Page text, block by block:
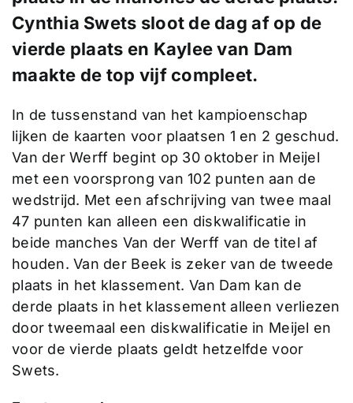
Cynthia Swets sloot de dag af op de
vierde plaats en Kaylee van Dam
maakte de top vijf compleet.
In de tussenstand van het kampioenschap
lijken de kaarten voor plaatsen 1 en 2 geschud.
Van der Werff begint op 30 oktober in Meijel
met een voorsprong van 102 punten aan de
wedstrijd. Met een afschrijving van twee maal
47 punten kan alleen een diskwalificatie in
beide manches Van der Werff van de titel af
houden. Van der Beek is zeker van de tweede
plaats in het klassement. Van Dam kan de
derde plaats in het klassement alleen verliezen
door tweemaal een diskwalificatie in Meijel en
voor de vierde plaats geldt hetzelfde voor
Swets.